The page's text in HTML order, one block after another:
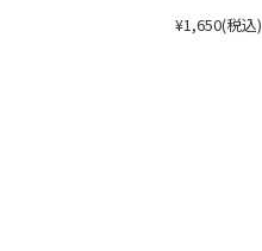
¥1,650(税込)